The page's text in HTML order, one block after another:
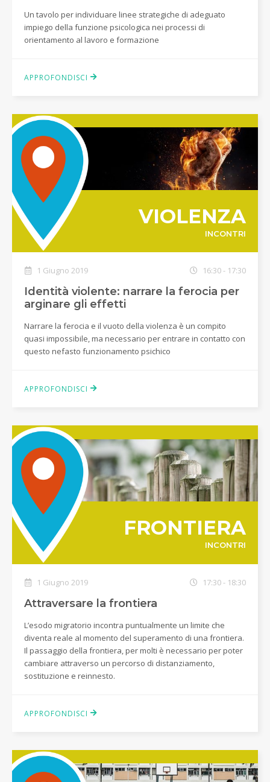
Un tavolo per individuare linee strategiche di adeguato
impiego della funzione psicologica nei processi di
orientamento al lavoro e formazione
APPROFONDISCI
VIOLENZA
INCONTRI
1 Giugno 2019 16:30 - 17:30
Identità violente: narrare la ferocia per
arginare gli effetti
Narrare la ferocia e il vuoto della violenza è un compito
quasi impossibile, ma necessario per entrare in contatto con
questo nefasto funzionamento psichico
APPROFONDISCI
FRONTIERA
INCONTRI
1 Giugno 2019 17:30 - 18:30
Attraversare la frontiera
L’esodo migratorio incontra puntualmente un limite che
diventa reale al momento del superamento di una frontiera.
Il passaggio della frontiera, per molti è necessario per poter
cambiare attraverso un percorso di distanziamento,
sostituzione e reinnesto.
APPROFONDISCI